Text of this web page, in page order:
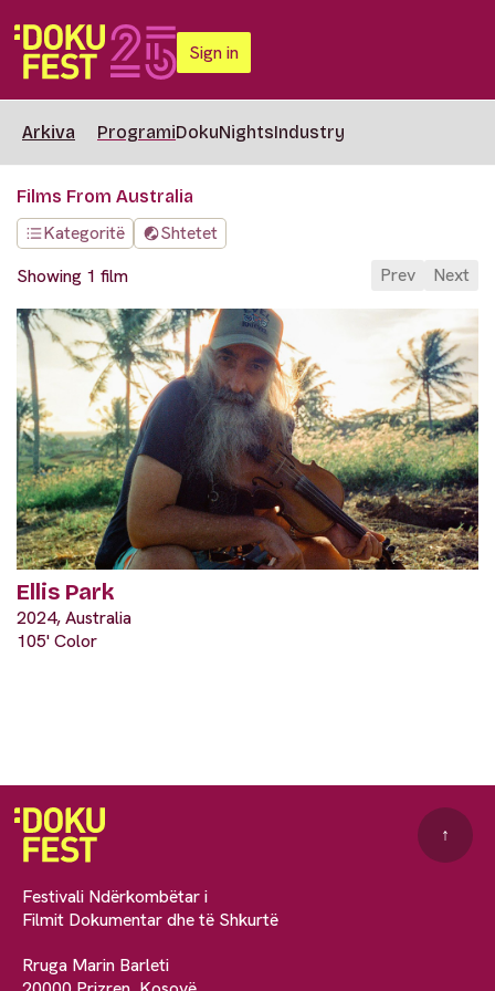
Sign in
Arkiva ProgramiDokuNightsIndustry
Films From Australia
Kategoritë
Shtetet
Showing 1 film
Prev Next
Ellis Park
2024, Australia
105' Color
Festivali Ndërkombëtar i
Filmit Dokumentar dhe të Shkurtë
Rruga Marin Barleti
↑